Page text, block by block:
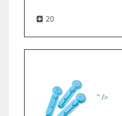
20
" />